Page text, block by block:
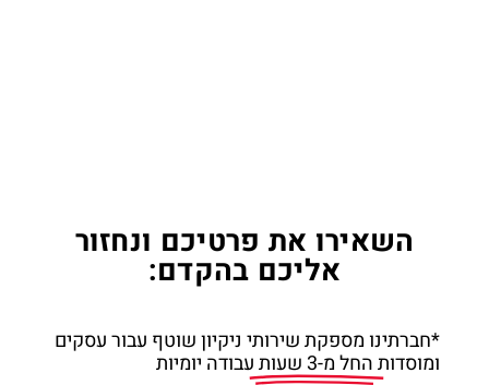
השאירו את פרטיכם ונחזור
אליכם בהקדם:
*חברתינו מספקת שירותי ניקיון שוטף עבור עסקים
ומוסדותהחל מ-3 שעות עבודה יומיות